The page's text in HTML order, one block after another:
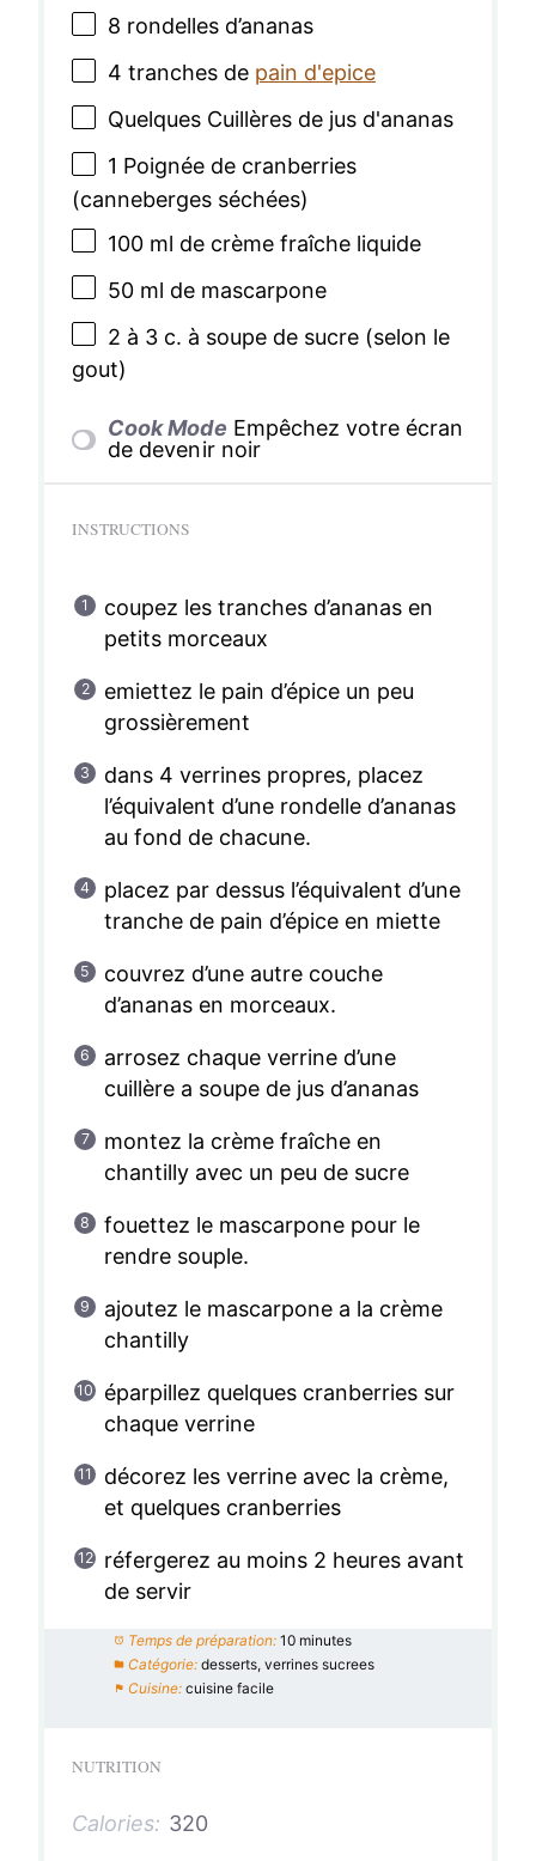
8 rondelles d’ananas
4 tranches de pain d'epice
Quelques Cuillères de jus d'ananas
1 Poignée de cranberries
(canneberges séchées)
100ml de crème fraîche liquide
50ml de mascarpone
2 à 3 c. à soupe de sucre (selon le
gout)
Cook Mode Empêchez votre écran
de devenir noir
INSTRUCTIONS
coupez les tranches d’ananas en
petits morceaux
emiettez le pain d’épice un peu
grossièrement
dans 4 verrines propres, placez
l’équivalent d’une rondelle d’ananas
au fond de chacune.
placez par dessus l’équivalent d’une
tranche de pain d’épice en miette
couvrez d’une autre couche
d’ananas en morceaux.
arrosez chaque verrine d’une
cuillère a soupe de jus d’ananas
montez la crème fraîche en
chantilly avec un peu de sucre
fouettez le mascarpone pour le
rendre souple.
ajoutez le mascarpone a la crème
chantilly
éparpillez quelques cranberries sur
chaque verrine
décorez les verrine avec la crème,
et quelques cranberries
réfergerez au moins 2 heures avant
de servir
Temps de préparation: 10 minutes
Catégorie: desserts, verrines sucrees
Cuisine: cuisine facile
NUTRITION
Calories: 320